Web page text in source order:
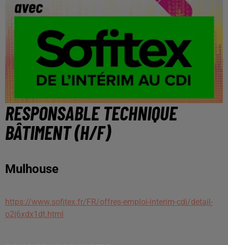
RESPONSABLE TECHNIQUE
BÂTIMENT (H/F)
Mulhouse
https://www.sofitex.fr/FR/offres-emploi-interim-cdi/detail-
o2j6xdx1dt.html